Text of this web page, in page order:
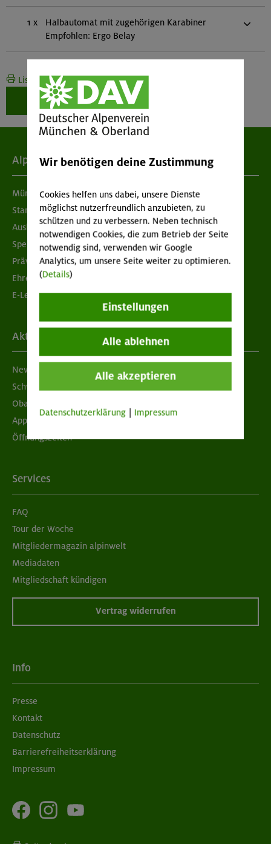
1 x
Halbautomat mit zugehörigen Karabiner
Empfohlen: Ergo Belay
Liste drucken
Weiter zur Buchung
Alpenverein
München & Oberland
Standorte
Ausbildung & Jobs
Spenden
Prävention sexualisierter Gewalt
Ehrenamtsbörse
E-Learning
Aktuelles
Newsletter
Schwarzes Brett
Obacht geben!
App "Mein DAV+"
Öffnungszeiten
Services
FAQ
Tour der Woche
Mitgliedermagazin alpinwelt
Mediadaten
Mitgliedschaft kündigen
Vertrag widerrufen
Info
Presse
Kontakt
Datenschutz
Barrierefreiheitserklärung
Impressum
Wir benötigen deine Zustimmung
Cookies helfen uns dabei, unsere Dienste
möglichst nutzerfreundlich anzubieten, zu
schützen und zu verbessern. Neben technisch
notwendigen Cookies, die zum Betrieb der Seite
notwendig sind, verwenden wir Google
Analytics, um unsere Seite weiter zu optimieren.
(Details)
Einstellungen
Alle ablehnen
Alle akzeptieren
Datenschutzerklärung Impressum